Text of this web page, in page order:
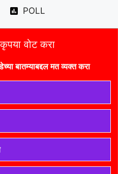
POLL
कृपया वोट करा
च्या बातम्याबद्दल मत व्यक्त करा